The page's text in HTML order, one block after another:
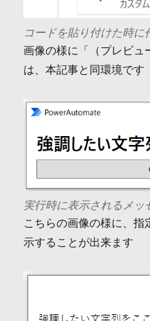
コードを貼り付けた時に
画像の様に「（プレビュ
は、本記事と同環境です
実行時に表示されるメッ
こちらの画像の様に、指
示することが出来ます